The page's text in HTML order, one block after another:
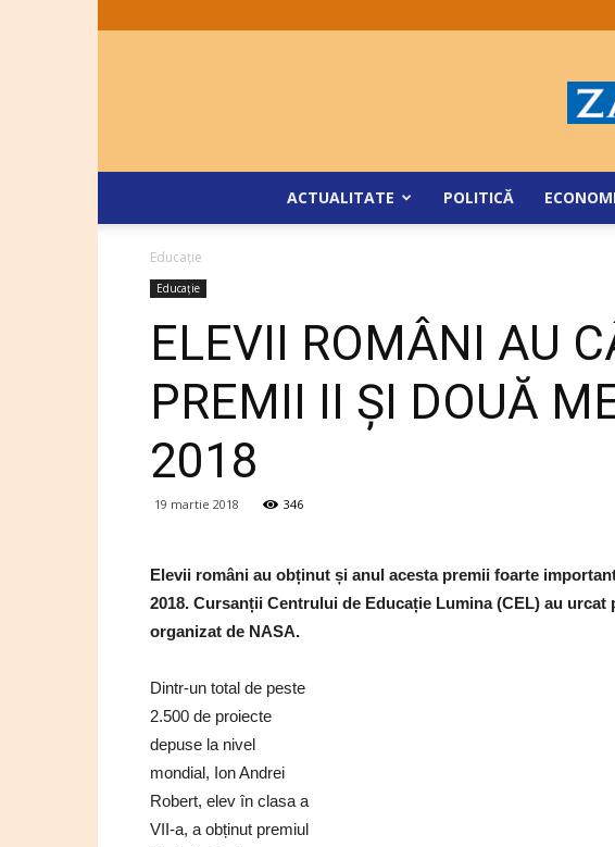
ACTUALITATE POLITICĂ
Educaţie
Educaţie
ELEVII ROMÂNI AU
PREMII II ȘI DOUĂ
2018
19 martie 2018 346
Elevii români au obținut și anul acesta premii foarte
2018. Cursanții Centrului de Educație Lumina (CEL) au
organizat de NASA.
Dintr-un total de peste
2.500 de proiecte
depuse la nivel
mondial, Ion Andrei
Robert, elev în clasa a
VII-a, a obținut premiul